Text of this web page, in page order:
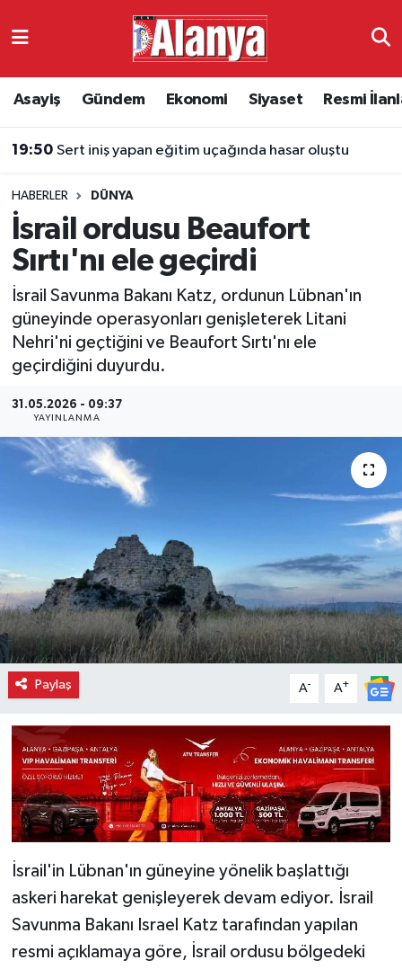
Asayiş Gündem Ekonomi Siyaset Resmi
19:50 Sert iniş yapan eğitim uçağında hasar oluştu
HABERLER DÜNYA
İsrail ordusu Beaufort
Sırtı'nı ele geçirdi
İsrail Savunma Bakanı Katz, ordunun Lübnan'ın
güneyinde operasyonları genişleterek Litani
Nehri'ni geçtiğini ve Beaufort Sırtı'nı ele
geçirdiğini duyurdu.
31.05.2026 - 09:37
YAYINLANMA
Paylaş A- A+
İsrail'in Lübnan'ın güneyine yönelik başlattığı
askeri harekat genişleyerek devam ediyor. İsrail
Savunma Bakanı Israel Katz tarafından yapılan
resmi açıklamaya göre, İsrail ordusu bölgedeki
Ekonomi
Resmi İlanlar
Alanyaspor
Turizm
Antalya Namaz Vakitleri
Süper Lig Puan Durumu ve Fikstür
Tüm Manşetler
Son Dakika Haberleri